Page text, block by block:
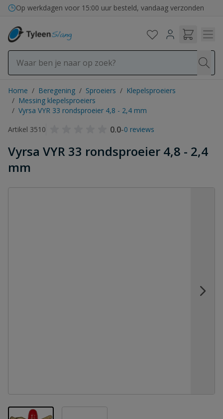
Ga naar de inhoud
Op werkdagen voor 15:00 uur besteld, vandaag verzonden
Home / Beregening / Sproeiers / Klepelsproeiers
/ Messing klepelsproeiers
/ Vyrsa VYR 33 rondsproeier 4,8 - 2,4 mm
Artikel 3510
0.0-0 reviews
Vyrsa VYR 33 rondsproeier 4,8 - 2,4
mm
View larger image